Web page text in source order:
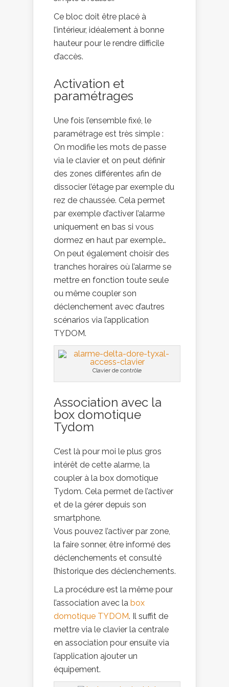
Ce bloc doit être placé à
l’intérieur, idéalement à bonne
hauteur pour le rendre difficile
d’accès.
Activation et
paramétrages
Une fois l’ensemble fixé, le
paramétrage est très simple :
On modifie les mots de passe
via le clavier et on peut définir
des zones différentes afin de
dissocier l’étage par exemple du
rez de chaussée. Cela permet
par exemple d’activer l’alarme
uniquement en bas si vous
dormez en haut par exemple…
On peut également choisir des
tranches horaires où l’alarme se
mettre en fonction toute seule
ou même coupler son
déclenchement avec d’autres
scénarios via l’application
TYDOM.
Clavier de contrôle
Association avec la
box domotique
Tydom
C’est là pour moi le plus gros
intérêt de cette alarme, la
coupler à la box domotique
Tydom. Cela permet de l’activer
et de la gérer depuis son
smartphone.
Vous pouvez l’activer par zone,
la faire sonner, être informé des
déclenchements et consulté
l’historique des déclenchements.
La procédure est la même pour
l’association avec la box
domotique TYDOM. Il suffit de
mettre via le clavier la centrale
en association pour ensuite via
l’application ajouter un
équipement.